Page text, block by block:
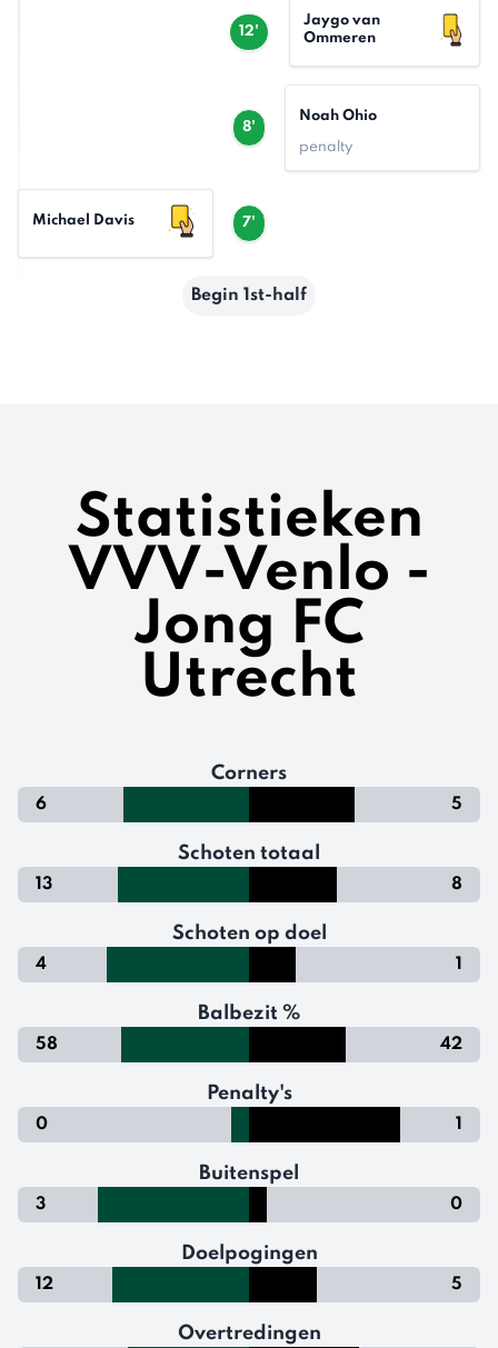
12'
Jaygo van
Ommeren
8'
Noah Ohio
penalty
7'
Michael Davis
Begin 1st-half
Statistieken
VVV-Venlo -
Jong FC
Utrecht
Corners
6 5
Schoten totaal
13 8
Schoten op doel
4 1
Balbezit %
58 42
Penalty's
0 1
Buitenspel
3 0
Doelpogingen
12 5
Overtredingen